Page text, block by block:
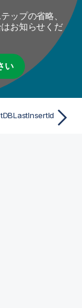
ップの省略、
お知らせくだ
い
tDBLastInsertId